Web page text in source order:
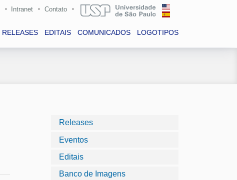
Intranet Contato
RELEASES EDITAIS COMUNICADOS LOGOTIPOS
Releases
Eventos
Editais
Banco de Imagens